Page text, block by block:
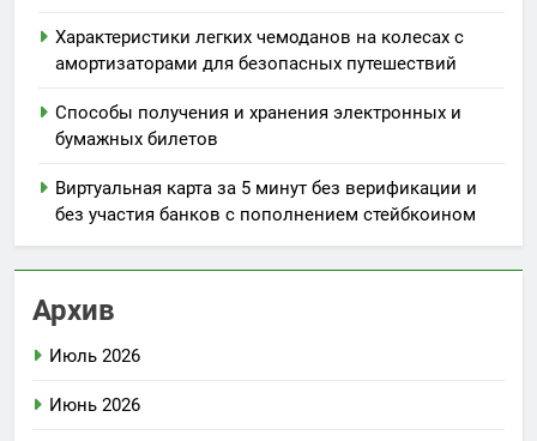
Характеристики легких чемоданов на колесах с
амортизаторами для безопасных путешествий
Способы получения и хранения электронных и
бумажных билетов
Виртуальная карта за 5 минут без верификации и
без участия банков с пополнением стейбкоином
Архив
Июль 2026
Июнь 2026